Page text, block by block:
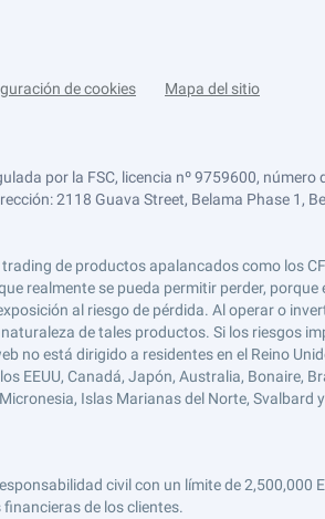
de cookies Mapa del sitio
por la FSC, licencia nº 9759600,
2118 Guava Street, Belama Phase 1,
trading de productos apalancados como los
realmente se pueda permitir perder,
al riesgo de pérdida. Al operar o
de tales productos. Si los riesgos
no está dirigido a residentes en el Reino
EEUU, Canadá, Japón, Australia, Bonaire,
Islas Marianas del Norte,
civil con un límite de 2,500,000
de los clientes.